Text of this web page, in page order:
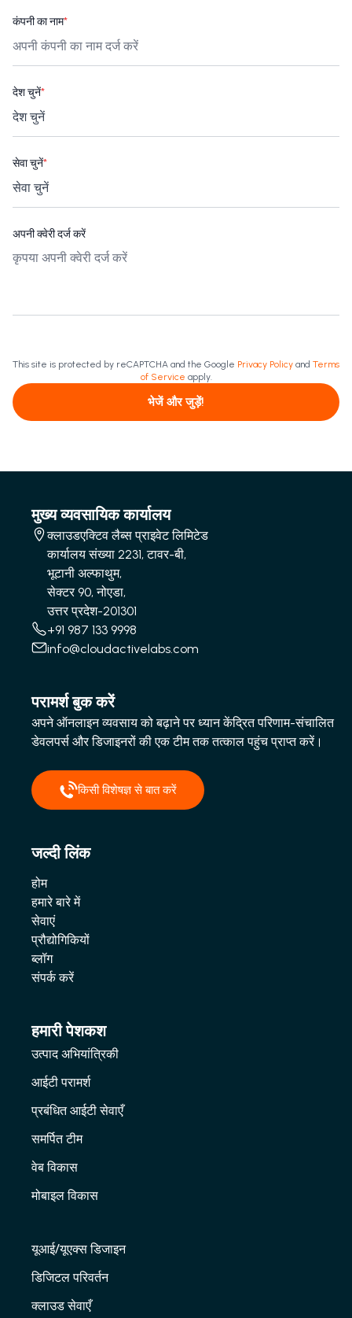
कंपनी का नाम*
देश चुनें*
सेवा चुनें*
अपनी क्वेरी दर्ज करें
This site is protected by reCAPTCHA and the Google Privacy Policy and Terms
of Service apply.
भेजें और जुड़ें!
मुख्य व्यवसायिक कार्यालय
क्लाउडएक्टिव लैब्स प्राइवेट लिमिटेड
कार्यालय संख्या 2231, टावर-बी,
भूटानी अल्फाथुम,
सेक्टर 90, नोएडा,
उत्तर प्रदेश-201301
+91 987 133 9998
info@cloudactivelabs.com
परामर्श बुक करें
अपने ऑनलाइन व्यवसाय को बढ़ाने पर ध्यान केंद्रित परिणाम-संचालित
डेवलपर्स और डिजाइनरों की एक टीम तक तत्काल पहुंच प्राप्त करें।
किसी विशेषज्ञ से बात करें
जल्दी लिंक
होम
हमारे बारे में
सेवाएं
प्रौद्योगिकियों
ब्लॉग
संपर्क करें
हमारी पेशकश
उत्पाद अभियांत्रिकी
आईटी परामर्श
प्रबंधित आईटी सेवाएँ
समर्पित टीम
वेब विकास
मोबाइल विकास
यूआई/यूएक्स डिजाइन
डिजिटल परिवर्तन
क्लाउड सेवाएँ